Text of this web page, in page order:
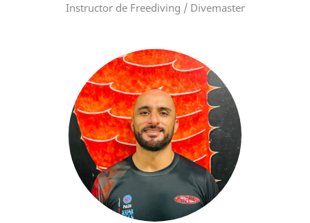
Instructor de Freediving / Divemaster